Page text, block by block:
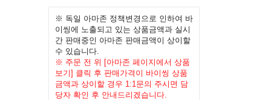
※ 독일 아마존 정책변경으로 인하여 바
이씽에 노출되고 있는 상품금액과 실시
간 판매중인 아마존 판매금액이 상이할
수 있습니다.
※ 주문 전 위 [아마존 페이지에서 상품
보기] 클릭 후 판매가격이 바이씽 상품
금액과 상이할 경우 1:1문의 주시면 담
당자 확인 후 안내드리겠습니다.